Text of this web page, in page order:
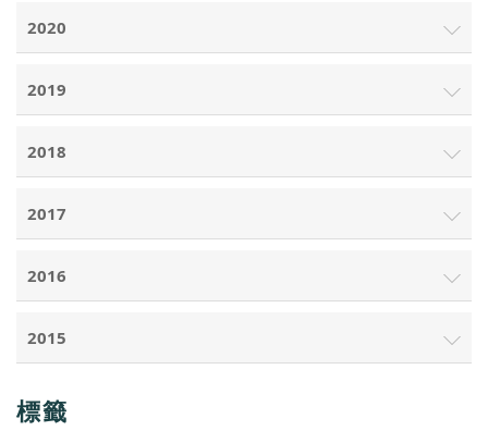
2020
2019
2018
2017
2016
2015
標籤